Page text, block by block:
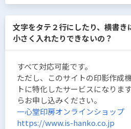
文字をタテ２行にしたり、横書き
小さく入れたりできないの？
すべて対応可能です。
ただし、このサイトの印影作成
トに特化したサービスになりま
らお申し込みください。
一心堂印房オンラインショップ
https://www.is-hanko.co.jp